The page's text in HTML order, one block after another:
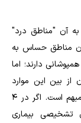
آن "مناطق درد"
مناطق حساس به
دارند؛ اما
از بین این موارد
حذف شده‌اند. درد در این نواحی مانند یک درد مبهم است. اگر در ۴
تشخیصی بیماری